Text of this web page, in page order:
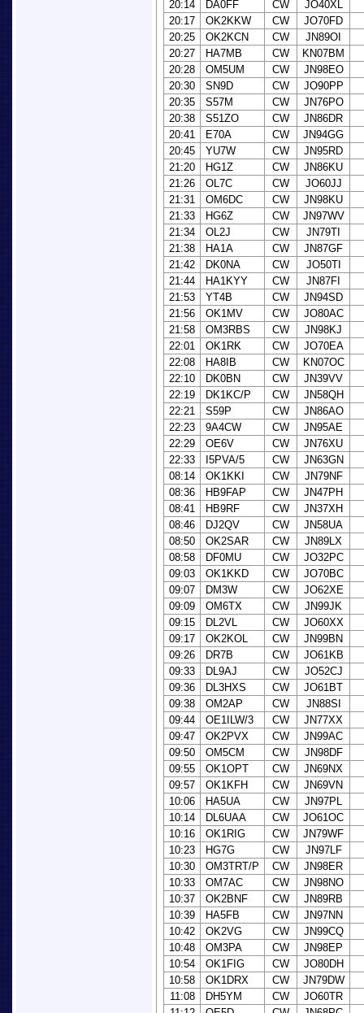
20:14
DA0FF CW
JO40XL
20:17
OK2KKW CW
JO70FD
20:25
OK2KCN CW
JN89OI
20:27
HA7MB CW
KN07BM
20:28
OM5UM CW
JN98EO
20:30
SN9D CW
JO90PP
20:35
S57M CW
JN76PO
20:38
S51ZO CW
JN86DR
20:41
E70A CW
JN94GG
20:45
YU7W CW
JN95RD
21:20
HG1Z CW
JN86KU
21:26
OL7C CW
JO60JJ
21:31
OM6DC CW
JN98KU
21:33
HG6Z CW
JN97WV
21:34
OL2J CW
JN79TI
21:38
HA1A CW
JN87GF
21:42
DK0NA CW
JO50TI
21:44
HA1KYY CW
JN87FI
21:53
YT4B CW
JN94SD
21:56
OK1MV CW
JO80AC
21:58
OM3RBS CW
JN98KJ
22:01
OK1RK CW
JO70EA
22:08
HA8IB CW
KN07OC
22:10
DK0BN CW
JN39VV
22:19
DK1KC/P CW
JN58QH
22:21
S59P CW
JN86AO
22:23
9A4CW CW
JN95AE
22:29
OE6V CW
JN76XU
22:33
I5PVA/5 CW
JN63GN
08:14
OK1KKI CW
JN79NF
08:36
HB9FAP CW
JN47PH
08:41
HB9RF CW
JN37XH
08:46
DJ2QV CW
JN58UA
08:50
OK2SAR CW
JN89LX
08:58
DF0MU CW
JO32PC
09:03
OK1KKD CW
JO70BC
09:07
DM3W CW
JO62XE
09:09
OM6TX CW
JN99JK
09:15
DL2VL CW
JO60XX
09:17
OK2KOL CW
JN99BN
09:26
DR7B CW
JO61KB
09:33
DL9AJ CW
JO52CJ
09:36
DL3HXS CW
JO61BT
09:38
OM2AP CW
JN88SI
09:44
OE1ILW/3 CW
JN77XX
09:47
OK2PVX CW
JN99AC
09:50
OM5CM CW
JN98DF
09:55
OK1OPT CW
JN69NX
09:57
OK1KFH CW
JN69VN
10:06
HA5UA CW
JN97PL
10:14
DL6UAA CW
JO61OC
10:16
OK1RIG CW
JN79WF
10:23
HG7G CW
JN97LF
10:30
OM3TRT/P CW
JN98ER
10:33
OM7AC CW
JN98NO
10:37
OK2BNF CW
JN89RB
10:39
HA5FB CW
JN97NN
10:42
OK2VG CW
JN99CQ
10:48
OM3PA CW
JN98EP
10:54
OK1FIG CW
JO80DH
10:58
OK1DRX CW
JN79DW
11:08
DH5YM CW
JO60TR